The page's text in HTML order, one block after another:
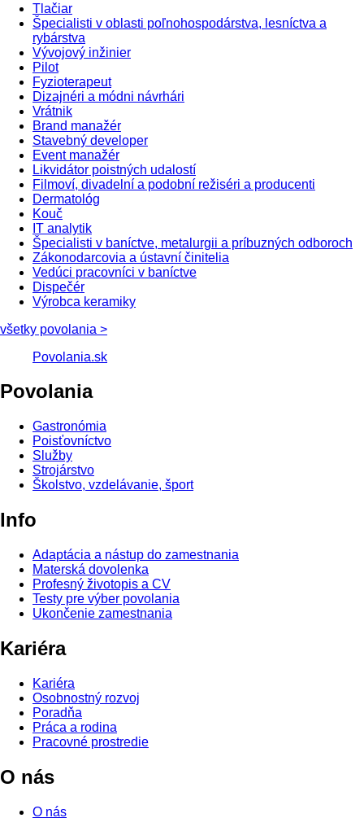
Tlačiar
Špecialisti v oblasti poľnohospodárstva, lesníctva a
rybárstva
Vývojový inžinier
Pilot
Fyzioterapeut
Dizajnéri a módni návrhári
Vrátnik
Brand manažér
Stavebný developer
Event manažér
Likvidátor poistných udalostí
Filmoví, divadelní a podobní režiséri a producenti
Dermatológ
Kouč
IT analytik
Špecialisti v baníctve, metalurgii a príbuzných odboroch
Zákonodarcovia a ústavní činitelia
Vedúci pracovníci v baníctve
Dispečér
Výrobca keramiky
všetky povolania >
Povolania.sk
Povolania
Gastronómia
Poisťovníctvo
Služby
Strojárstvo
Školstvo, vzdelávanie, šport
Info
Adaptácia a nástup do zamestnania
Materská dovolenka
Profesný životopis a CV
Testy pre výber povolania
Ukončenie zamestnania
Kariéra
Kariéra
Osobnostný rozvoj
Poradňa
Práca a rodina
Pracovné prostredie
O nás
O nás